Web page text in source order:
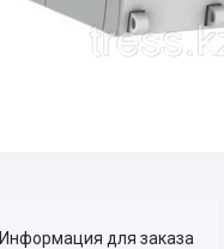
Информация для заказа